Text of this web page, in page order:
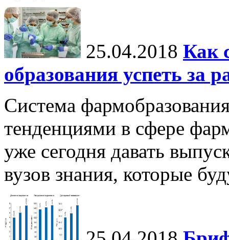
25.04.2018 Как
образования успеть за
Система
тенденциями в сфере
уже сегодня давать
вузов знания, которые